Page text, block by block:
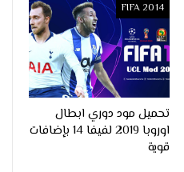
FIFA 2014
تحميل مود دوري ابطال
اوروبا 2019 لفيفا 14 بإضافات
قوية